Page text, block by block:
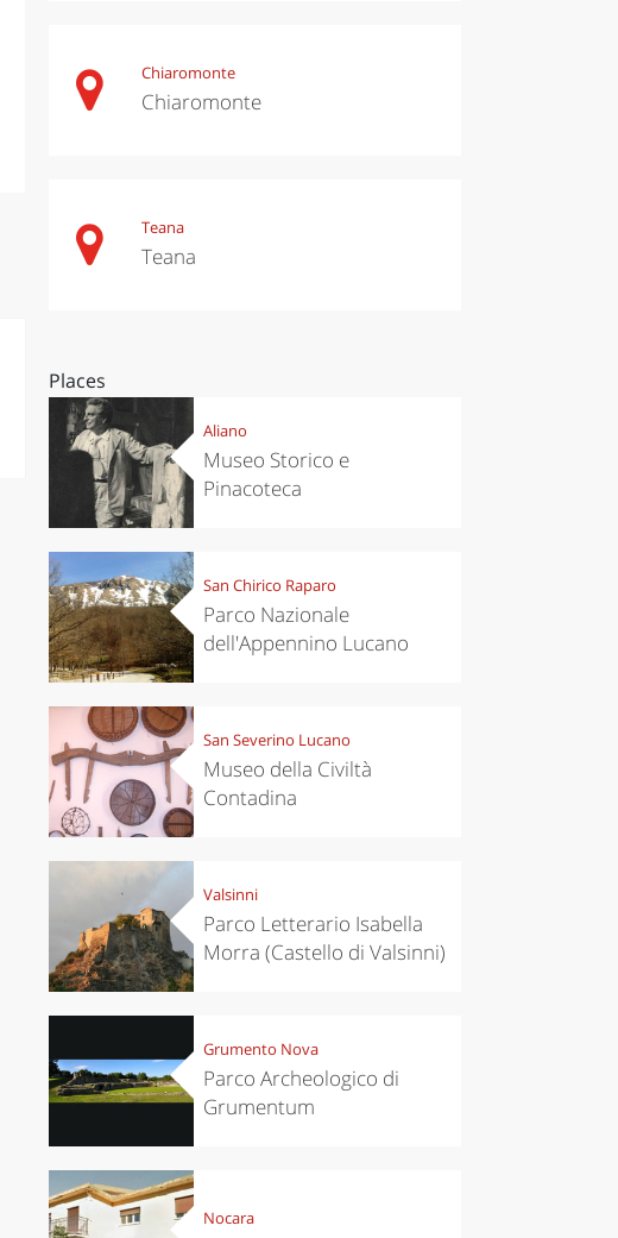
Chiaromonte
Chiaromonte
Teana
Teana
Places
Aliano
Museo Storico e
Pinacoteca
San Chirico Raparo
Parco Nazionale
dell'Appennino Lucano
San Severino Lucano
Museo della Civiltà
Contadina
Valsinni
Parco Letterario Isabella
Morra (Castello di Valsinni)
Grumento Nova
Parco Archeologico di
Grumentum
Nocara